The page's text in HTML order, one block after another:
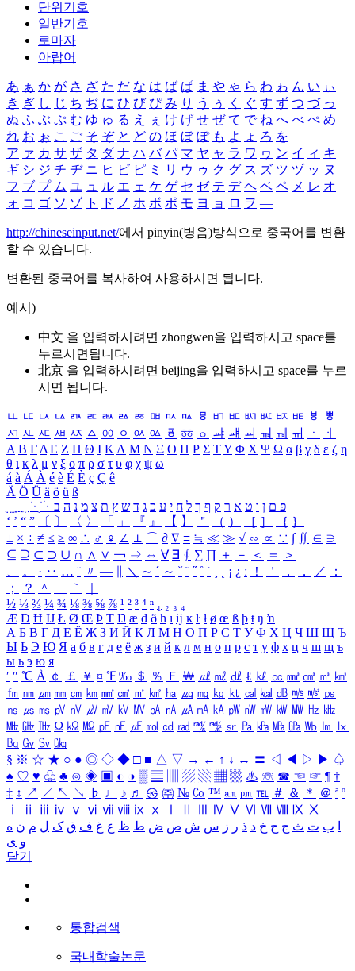
단위기호
일반기호
로마자
아랍어
あ ぁ か が さ ざ た だ な は ば ぱ ま や ゃ ら わ ゎ ん い ぃ
き ぎ し じ ち ぢ に ひ び ぴ み り う ぅ く ぐ す ず つ づ っ
ぬ ふ ぶ ぷ む ゆ ゅ る え ぇ け げ せ ぜ て で ね へ べ ぺ め
れ お ぉ こ ご そ ぞ と ど の ほ ぼ ぽ も よ ょ ろ を
ア ァ カ サ ザ タ ダ ナ ハ バ パ マ ヤ ャ ラ ワ ヮ ン イ ィ キ
ギ シ ジ チ ヂ ニ ヒ ビ ピ ミ リ ウ ゥ ク グ ス ズ ツ ヅ ッ ヌ
フ ブ プ ム ユ ュ ル エ ェ ケ ゲ セ ゼ テ デ ヘ ベ ペ メ レ オ
ォ コ ゴ ソ ゾ ト ド ノ ホ ボ ポ モ ヨ ョ ロ ヲ ―
http://chineseinput.net/에서 pinyin(병음)방식으로 중국어를 변환
할 수 있습니다.
변환된 중국어를 복사하여 사용하시면 됩니다.
예시)
中文 을 입력하시려면 zhongwen을 입력하시고 space를
누르시면됩니다.
北京 을 입력하시려면 beijing을 입력하시고 space를 누르
시면 됩니다.
ㅥ ㅦ ㅧ ㅨ ㅩ ㅪ ㅫ ㅬ ㅭ ㅮ ㅯ ㅰ ㅱ ㅲ ㅳ ㅴ ㅵ ㅶ ㅷ ㅸ
ㅹ
ㅺ ㅻ ㅼ ㅽ ㅾ ㅿ ㆀ ㆁ ㆂ ㆃ ㆄ ㆅ ㆆ ㆇ ㆈ ㆉ ㆊ ㆋ ㆌ ㆍ
ㆎ
Α Β ΓΔ Ε Ζ Η Θ Ι ΚΛ Μ Ν Ξ Ο Π Ρ Σ ΤΥ Φ Χ Ψ Ω α β γ δ ε ζ η
θ ι κ λ μ ν ξ ο π ρ σ τ υ φ χ ψ ω
á à Á À é è É È ç Ç ê
Ä Ö Ü ä ö ü ß
ִֶֹ ֻּ ׁׂ פ ם ן ו ט א ר ק ף ך ל ח י ע כ ג ד ש ץ ת צ מ נ ה ב
‘ ’ “ ” 〔 〕 〈 〉 「 」 『 』 【 】 ＂ （ ） ［ ］ ｛ ｝
± × ÷ ≠ ≤ ≥ ∞ ∴ ♂ ♀ ∠ ⊥ ⌒ ∂ ∇ ≡ ≒ ≪ ≫ √ ∽ ∝ ∵ ∫ ∬ ∈ ∋
⊆ ⊇ ⊂ ⊃ ∪ ∩ ∧ ∨ ￢ ⇒ ⇔ ∀ ∃ ∮ ∑ ∏ ＋ － ＜ ＝
＞
、
。 · ‥ … ¨ 〃 ― ＼ ∼ ´ ～ ˇ ˘ ˝ ˚ ˙ ¸ ¡ ¿ ː ！ ＇ ， ． ／
：
；
？ ＾ ｀
½ ⅓ ⅔ ¼ ¾ ⅛ ⅜ ⅝ ⅞ ¹ ² ³ ⁴ ⁿ ₁ ₂ ₃ ₄
Æ Ð Ħ Ĳ Ł Ø Œ Þ Ŧ Ŋ æ đ ð ħ ı ĳ ĸ ŀ ł ø œ ß þ ŧ ŋ ŉ
А Б В Г Д Е Ё Ж З И Й К Л М Н О П Р С Т У Ф Х Ц Ч Ш Щ Ъ
Ы Ь Э Ю Я а б в г д е ё ж з и й к л м н о п р с т у ф х ц ч ш щ ъ
ы ь э ю я
′ ″ ℃ Å ￠ ￡ ￥ ¤ ℉ ‰ ＄ ％ Ｆ ￦ ㎕ ㎖ ㎗ ℓ ㎘ ㏄ ㎣ ㎤ ㎥ ㎦
㎙ ㎚ ㎛ ㎜ ㎝ ㎞ ㎟ ㎠ ㎡ ㎢ ㏊ ㎍ ㎎ ㎏ ㏏ ㎈ ㎉ ㏈ ㎧ ㎨ ㎰
㎱ ㎲ ㎳ ㎴ ㎵ ㎶ ㎷ ㎸ ㎹ ㎀ ㎁ ㎂ ㎃ ㎄ ㎺ ㎻ ㎽ ㎾ ㎿ ㎐ ㎑
㎒ ㎓ ㎔ Ω ㏀ ㏁ ㎊ ㎋ ㎌ ㏖ ㏅ ㎭ ㎮ ㎯ ㏛ ㎩ ㎪ ㎫ ㎬ ㏝ ㏐
㏓
㏃ ㏉ ㏜ ㏆
§ ※ ☆ ★ ○ ● ◎ ◇ ◆ □ ■ △ ▽ → ← ↑ ↓ ↔ 〓 ◁ ◀ ▷ ▶ ♤
♠ ♡ ♥ ♧ ♣ ⊙ ◈ ▣ ◐ ◑ ▒ ▤ ▨ ▧ ▦ ▩ ♨ ☏ ☎ ☜ ☞ ¶ †
‡ ↕ ↗ ↙ ↖ ↘ ♭ ♩ ♪ ♬ ㉿ ㈜ № ㏇ ™ ㏂ ㏘ ℡ ＃ ＆ ＊ ＠ ª º
ⅰ
ⅱ ⅲ ⅳ ⅴ ⅵ ⅶ ⅷ ⅸ ⅹ Ⅳ Ⅴ Ⅵ Ⅶ Ⅷ Ⅸ Ⅹ
ب ت ث ج ح خ د ذ ر ز س ش ص ض ط ظ ع غ ف ق ک ل م ن ه
و ی
닫기
통합검색
국내학술논문